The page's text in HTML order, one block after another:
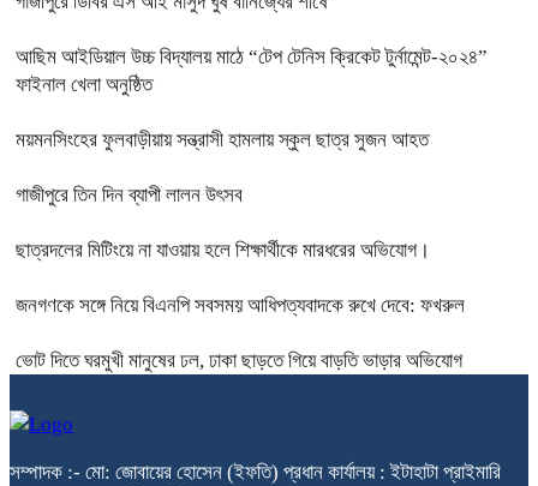
আছিম আইডিয়াল উচ্চ বিদ্যালয় মাঠে “টেপ টেনিস ক্রিকেট টুর্নামেন্ট-২০২৪”
ফাইনাল খেলা অনুষ্ঠিত
ময়মনসিংহের ফুলবাড়ীয়ায় সন্ত্রাসী হামলায় স্কুল ছাত্র সুজন আহত
গাজীপুরে তিন দিন ব্যাপী লালন উৎসব
ছাত্রদলের মিটিংয়ে না যাওয়ায় হলে শিক্ষার্থীকে মারধরের অভিযোগ।
জনগণকে সঙ্গে নিয়ে বিএনপি সবসময় আধিপত্যবাদকে রুখে দেবে: ফখরুল
ভোট দিতে ঘরমুখী মানুষের ঢল, ঢাকা ছাড়তে গিয়ে বাড়তি ভাড়ার অভিযোগ
সম্পাদক :- মো: জোবায়ের হোসেন (ইফতি) প্রধান কার্যালয় : ইটাহাটা প্রাইমারি